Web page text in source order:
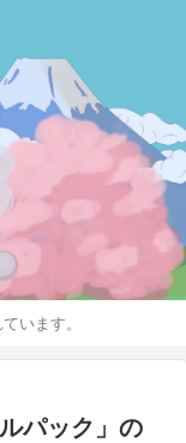
います。
パック」の